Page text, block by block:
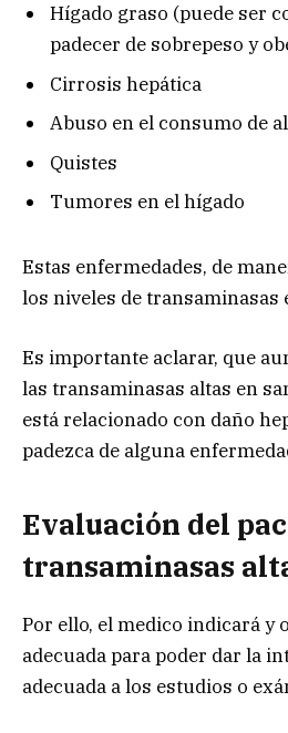
Hígado graso (puede ser
padecer de sobrepeso y
Cirrosis hepática
Abuso en el consumo de
Quistes
Tumores en el hígado
Estas enfermedades, de
los niveles de transaminasas
Es importante aclarar, que
las transaminasas altas en
está relacionado con daño
padezca de alguna
Evaluación del
transaminasas
Por ello, el medico indicará y
adecuada para poder dar la
adecuada a los estudios o